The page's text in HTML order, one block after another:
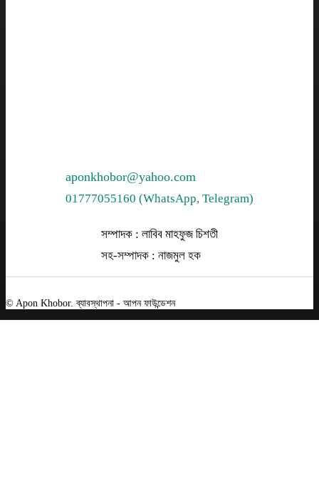
aponkhobor@yahoo.com
01777055160 (WhatsApp, Telegram)
সম্পাদক : লাবিব মাহফুজ চিশতী
সহ-সম্পাদক : নাজমুল হক
© Apon Khobor. ব্যাবস্থাপনা - আপন ফাউন্ডেশন